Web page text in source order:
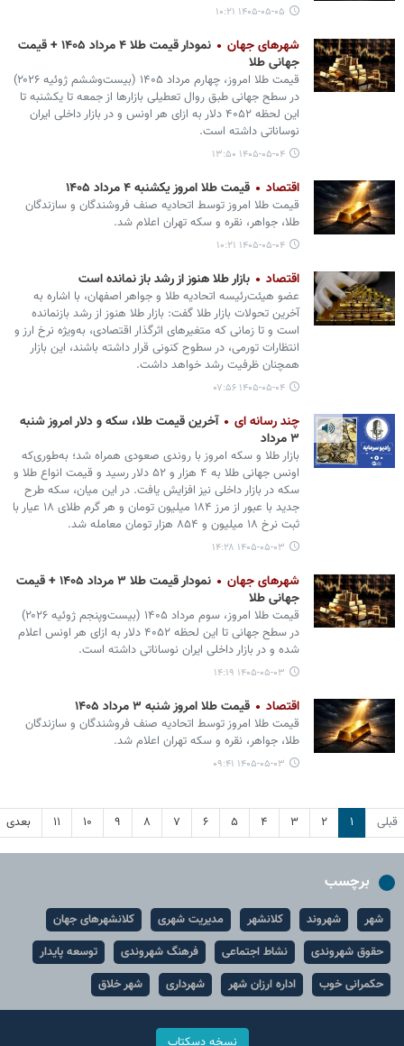
۱۴۰۵-۰۵-۰۵ ۱۰:۲۱
شهرهای جهان
نمودار قیمت طلا ۴ مرداد ۱۴۰۵ + قیمت
جهانی طلا
قیمت طلا امروز، چهارم مرداد ۱۴۰۵ (‌بیست‌وششم ژوئیه ۲۰۲۶)
در سطح جهانی طبق روال تعطیلی بازارها از جمعه تا یکشنبه تا
این لحظه ۴۰۵۲ دلار به ازای هر اونس و در بازار داخلی ایران
نوساناتی داشته است.
۱۴۰۵-۰۵-۰۴ ۱۳:۵۰
اقتصاد قیمت طلا امروز یکشنبه ۴ مرداد ۱۴۰۵
قیمت طلا امروز توسط اتحادیه صنف فروشندگان و سازندگان
طلا، جواهر، نقره و سکه تهران اعلام شد.
۱۴۰۵-۰۵-۰۴ ۱۰:۲۱
اقتصاد بازار طلا هنوز از رشد باز نمانده است
عضو هیئت‌رئیسه اتحادیه طلا و جواهر اصفهان، با اشاره به
آخرین تحولات بازار طلا گفت: بازار طلا هنوز از رشد بازنمانده
است و تا زمانی که متغیرهای اثرگذار اقتصادی، به‌ویژه نرخ ارز و
انتظارات تورمی، در سطوح کنونی قرار داشته باشند، این بازار
همچنان ظرفیت رشد خواهد داشت.
۱۴۰۵-۰۵-۰۴ ۰۷:۵۶
چند رسانه ای
آخرین قیمت طلا، سکه و دلار امروز شنبه
۳ مرداد
بازار طلا و سکه امروز با روندی صعودی همراه شد؛ به‌طوری‌که
اونس جهانی طلا به ۴ هزار و ۵۲ دلار رسید و قیمت انواع طلا و
سکه در بازار داخلی نیز افزایش یافت. در این میان، سکه طرح
جدید با عبور از مرز ۱۸۴ میلیون تومان و هر گرم طلای ۱۸ عیار با
ثبت نرخ ۱۸ میلیون و ۸۵۴ هزار تومان معامله شد.
۱۴۰۵-۰۵-۰۳ ۱۴:۲۸
شهرهای جهان
نمودار قیمت طلا ۳ مرداد ۱۴۰۵ + قیمت
جهانی طلا
قیمت طلا امروز، سوم مرداد ۱۴۰۵ (‌بیست‌وپنجم ژوئیه ۲۰۲۶)
در سطح جهانی تا این لحظه ۴۰۵۲ دلار به ازای هر اونس اعلام
شده و در بازار داخلی ایران نوساناتی داشته است.
۱۴۰۵-۰۵-۰۳ ۱۴:۱۹
اقتصاد قیمت طلا امروز شنبه ۳ مرداد ۱۴۰۵
قیمت طلا امروز توسط اتحادیه صنف فروشندگان و سازندگان
طلا، جواهر، نقره و سکه تهران اعلام شد.
۱۴۰۵-۰۵-۰۳ ۰۹:۴۱
قبلی ۱ ۲ ۳ ۴ ۵ ۶ ۷ ۸ ۹ ۱۰ ۱۱ بعدی
برچسب
شهر شهروند کلانشهر مدیریت شهری
کلانشهرهای جهان
حقوق شهروندی
نشاط اجتماعی فرهنگ شهروندی
توسعه پایدار
حکمرانی خوب
اداره ارزان شهر شهرداری شهر خلاق
نسخه دسکتاپ